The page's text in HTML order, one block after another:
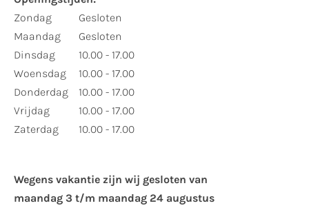
Zondag
Maandag
Dinsdag
Woensdag
Donderdag
Vrijdag
Zaterdag
Gesloten
Gesloten
10.00 - 17.00
10.00 - 17.00
10.00 - 17.00
10.00 - 17.00
10.00 - 17.00
Wegens vakantie zijn wij gesloten van ​
maandag 3 t/m maandag 24 augustus